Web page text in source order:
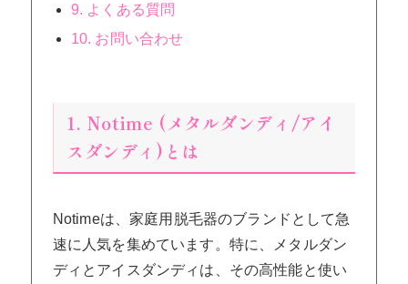
9. よくある質問
10. お問い合わせ
1. Notime (メタルダンディ/アイ
スダンディ)とは
Notimeは、家庭用脱毛器のブランドとして急
速に人気を集めています。特に、メタルダン
ディとアイスダンディは、その高性能と使い